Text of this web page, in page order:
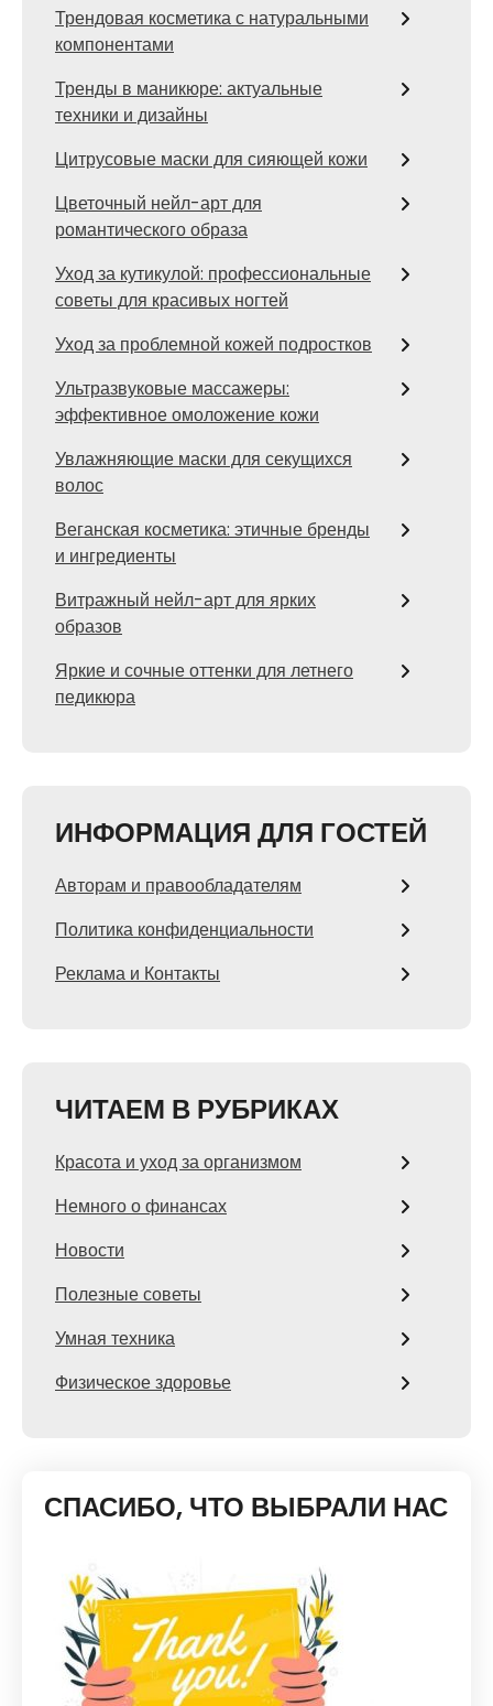
Трендовая косметика с натуральными
компонентами
Тренды в маникюре: актуальные
техники и дизайны
Цитрусовые маски для сияющей кожи
Цветочный нейл-арт для
романтического образа
Уход за кутикулой: профессиональные
советы для красивых ногтей
Уход за проблемной кожей подростков
Ультразвуковые массажеры:
эффективное омоложение кожи
Увлажняющие маски для секущихся
волос
Веганская косметика: этичные бренды
и ингредиенты
Витражный нейл-арт для ярких
образов
Яркие и сочные оттенки для летнего
педикюра
ИНФОРМАЦИЯ ДЛЯ ГОСТЕЙ
Авторам и правообладателям
Политика конфиденциальности
Реклама и Контакты
ЧИТАЕМ В РУБРИКАХ
Красота и уход за организмом
Немного о финансах
Новости
Полезные советы
Умная техника
Физическое здоровье
СПАСИБО, ЧТО ВЫБРАЛИ НАС